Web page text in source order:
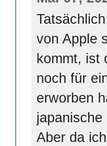
von Apple
kommt, ist
noch für
erworben
japanische
Aber da